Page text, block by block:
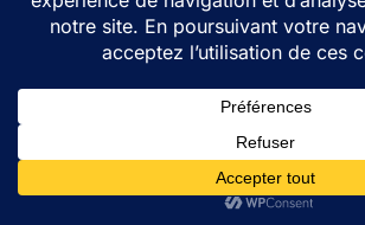
nous contacter par téléphone ou par mail :
07 89 20 57 55
trottiraty@gmail.com